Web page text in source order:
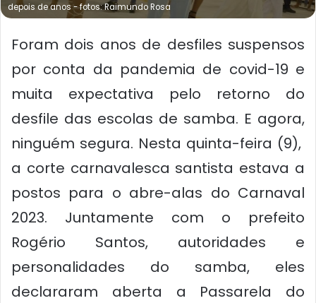
depois de anos - fotos: Raimundo Rosa
Foram dois anos de desfiles suspensos
por conta da pandemia de covid-19 e
muita expectativa pelo retorno do
desfile das escolas de samba. E agora,
ninguém segura. Nesta quinta-feira (9),
a corte carnavalesca santista estava a
postos para o abre-alas do Carnaval
2023. Juntamente com o prefeito
Rogério Santos, autoridades e
personalidades do samba, eles
declararam aberta a Passarela do